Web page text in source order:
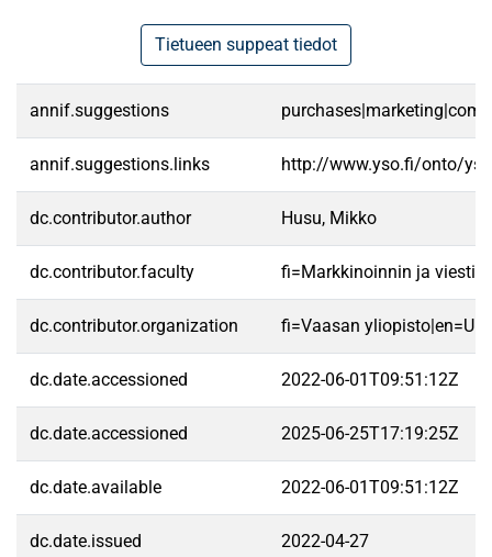
Tietueen suppeat tiedot
annif.suggestions
annif.suggestions.links http://www.yso.fi/onto/
dc.contributor.author Husu, Mikko
dc.contributor.faculty fi=Markkinoinnin ja
dc.contributor.organization fi=Vaasan
dc.date.accessioned 2022-06-01T09:51:12Z
dc.date.accessioned 2025-06-25T17:19:25Z
dc.date.available 2022-06-01T09:51:12Z
dc.date.issued 2022-04-27